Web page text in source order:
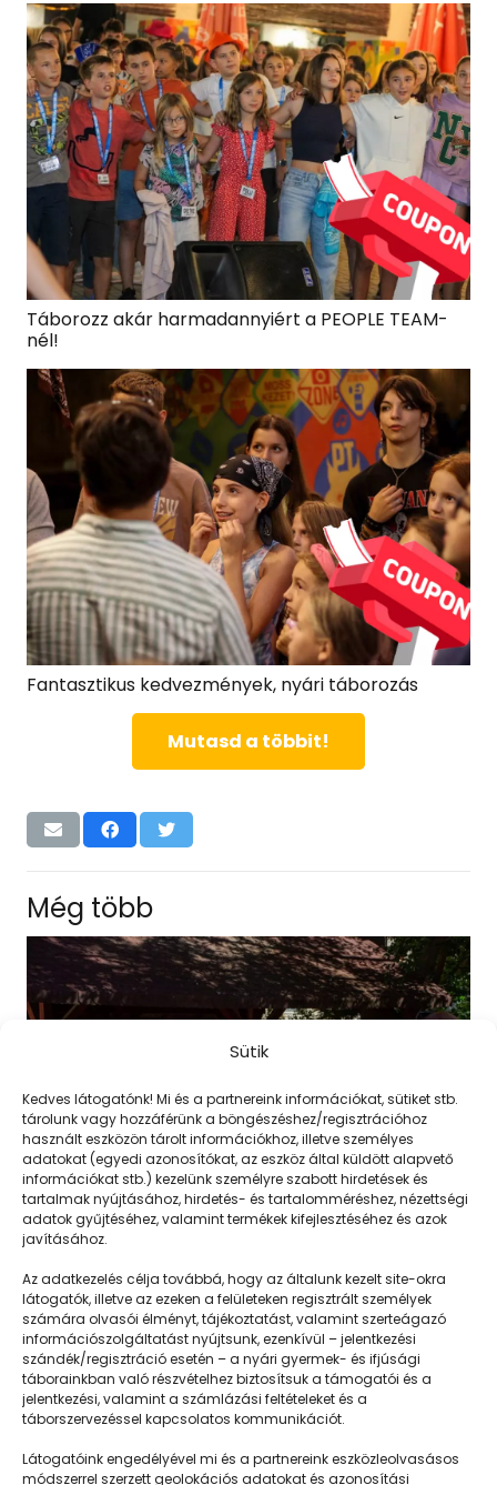
Sütik
Kedves látogatónk! Mi és a partnereink információkat, sütiket stb.
tárolunk vagy hozzáférünk a böngészéshez/regisztrációhoz
használt eszközön tárolt információkhoz, illetve személyes
adatokat (egyedi azonosítókat, az eszköz által küldött alapvető
információkat stb.) kezelünk személyre szabott hirdetések és
tartalmak nyújtásához, hirdetés- és tartalomméréshez, nézettségi
adatok gyűjtéséhez, valamint termékek kifejlesztéséhez és azok
javításához.
Az adatkezelés célja továbbá, hogy az általunk kezelt site-okra
látogatók, illetve az ezeken a felületeken regisztrált személyek
számára olvasói élményt, tájékoztatást, valamint szerteágazó
információszolgáltatást nyújtsunk, ezenkívül – jelentkezési
szándék/regisztráció esetén – a nyári gyermek- és ifjúsági
táborainkban való részvételhez biztosítsuk a támogatói és a
jelentkezési, valamint a számlázási feltételeket és a
táborszervezéssel kapcsolatos kommunikációt.
Látogatóink engedélyével mi és a partnereink eszközleolvasásos
módszerrel szerzett geolokációs adatokat és azonosítási
Táborozz akár harmadannyiért a PEOPLE TEAM-
nél!
Fantasztikus kedvezmények, nyári táborozás
Mutasd a többit!
Még több
Gondtalanság és szabadság a táborban